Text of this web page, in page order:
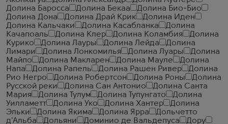
Долина Баросса
Долина Бекаа
Долина Био-Био
Долина Дона
Долина Драй Крик
Долина Иден
Долина Кальчаки
Долина Касабланка
Долина
Качапоаль
Долина Клер Долина Коламбия
Долина
Курико
Долина Лауры Долина Лейда
Долина
Лимари
Долина Лонкомилья Долина Луары
Долина
Майпо
Долина Макларен Долина Мауле
Долина
Напа
Долина Рапель Долина Рашен Ривер
Долина
Рио Негро
Долина Робертсон Долина Роны
Долина
Русской реки
Долина Сан Антонио
Долина Санта
Мария
Долина Тулум Долина Тупунгато
Долина
Уилламетт
Долина Уко Долина Хантер
Долина
Эльки
Долина Якима Долина Ярра
Дольчетто
д'Альба
Дольяни Доминио де Вальдепуса
Дору